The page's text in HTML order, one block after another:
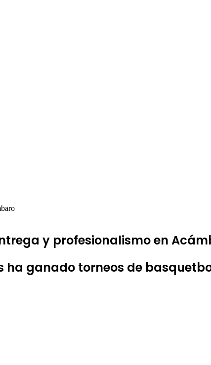
y profesionalismo en
ganado torneos de